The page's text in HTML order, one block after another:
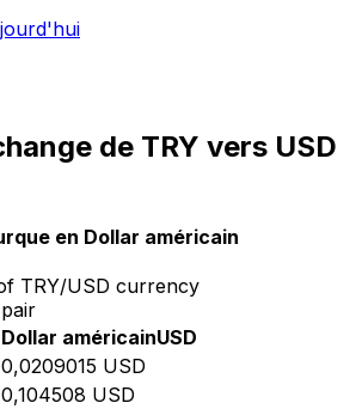
de TRY vers USD
en Dollar américain
TRY/USD currency
pair
Dollar américainUSD
0,0209015 USD
0,104508 USD